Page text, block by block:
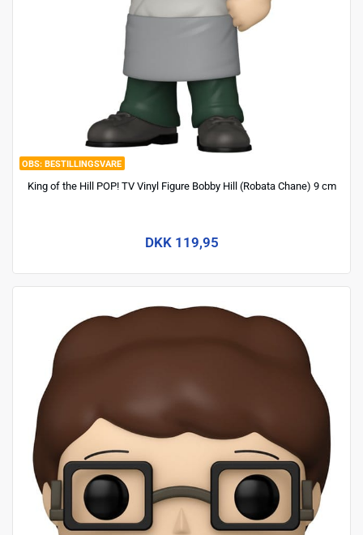
BESTILLINGSVARE
King of the Hill POP! TV Vinyl Figure Bobby Hill (Robata Chane) 9 cm
DKK 119,95